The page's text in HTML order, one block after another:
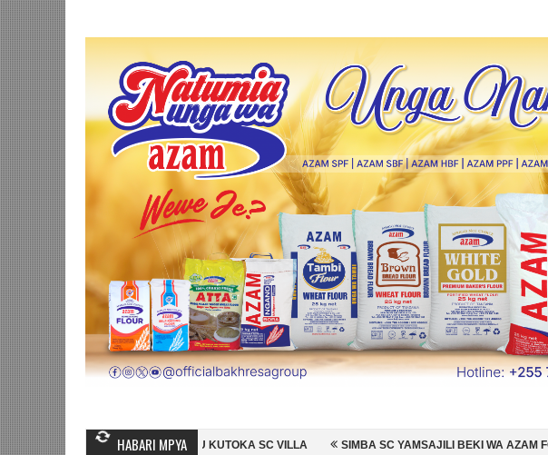
HABARI MPYA
MUBIRU KUTOKA SC VILLA SIMBA SC YAMSAJILI BEKI WA AZAM FC NATHANIEL CHILAMBO